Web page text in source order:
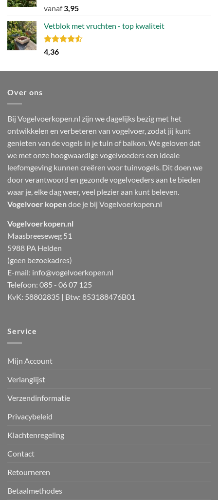
Gewaardeerd
uit 5
vanaf3,95
Vetblok met vruchten - top kwaliteit
Gewaardeerd
4.44
4,36
Over ons
Bij Vogelvoerkopen.nl zijn we dagelijks bezig met het
ontwikkelen en verbeteren van vogelvoer, zodat jij kunt
genieten van de vogels in je tuin of balkon. We geloven dat
we met onze hoogwaardige vogelvoeders een ideale
leefomgeving kunnen creëren voor tuinvogels. Dit doen we
door verantwoord en gezonde vogelvoeders aan te bieden
waar je, elke dag weer, veel plezier aan kunt beleven.
Vogelvoer kopendoe je bij Vogelvoerkopen.nl
Vogelvoerkopen.nl
Maasbreeseweg 51
5988 PA Helden
(geen bezoekadres)
E-mail: info@vogelvoerkopen.nl
Telefoon: 085 - 06 07 125
KvK: 58802835 | Btw: 853188476B01
Service
Mijn Account
Verlanglijst
Verzendinformatie
Privacybeleid
Klachtenregeling
Contact
Retourneren
Betaalmethodes